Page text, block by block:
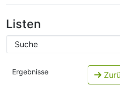
Listen
Ergebnisse